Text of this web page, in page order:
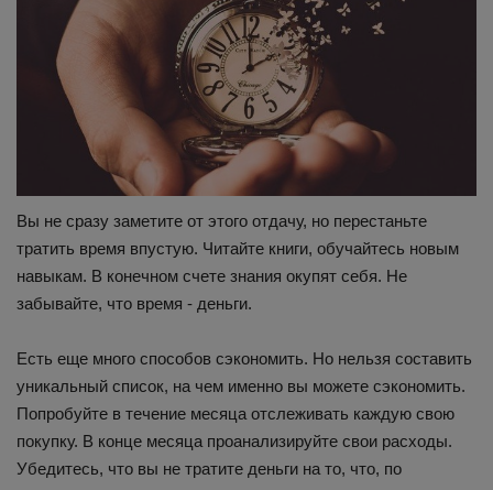
Вы не сразу заметите от этого отдачу, но перестаньте
тратить время впустую. Читайте книги, обучайтесь новым
навыкам. В конечном счете знания окупят себя. Не
забывайте, что время - деньги.
Есть еще много способов сэкономить. Но нельзя составить
уникальный список, на чем именно вы можете сэкономить.
Попробуйте в течение месяца отслеживать каждую свою
покупку. В конце месяца проанализируйте свои расходы.
Убедитесь, что вы не тратите деньги на то, что, по